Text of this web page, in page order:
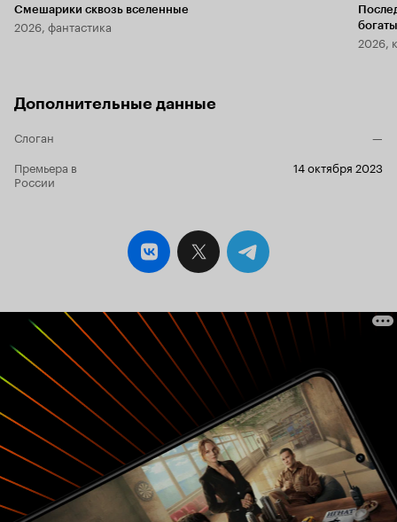
Смешарики сквозь вселенные
2026, фантастика
2026,
Дополнительные данные
Слоган
—
Премьера в
России
14 октября 2023